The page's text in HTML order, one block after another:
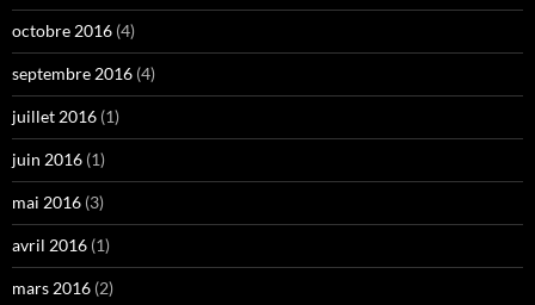
octobre 2016 (4)
septembre 2016 (4)
juillet 2016 (1)
juin 2016 (1)
mai 2016 (3)
avril 2016 (1)
mars 2016 (2)